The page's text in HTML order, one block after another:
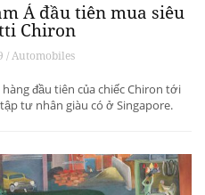
Á đầu tiên mua siêu
Chiron
/ Automobiles
đầu tiên của chiếc Chiron tới
tư nhân giàu có ở Singapore.